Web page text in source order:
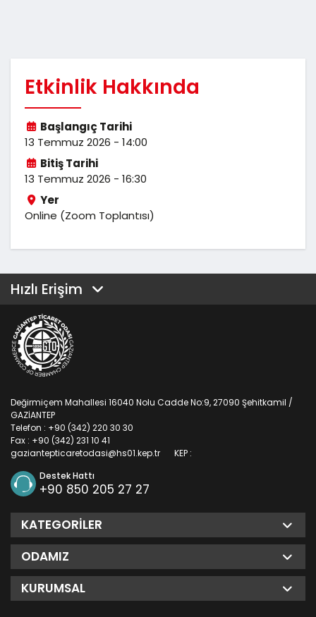
Etkinlik Hakkında
Başlangıç Tarihi
13 Temmuz 2026 - 14:00
Bitiş Tarihi
13 Temmuz 2026 - 16:30
Yer
Online (Zoom Toplantısı)
Hızlı Erişim
Değirmiçem Mahallesi 16040 Nolu Cadde No:9, 27090 Şehitkamil /
GAZİANTEP
Telefon : +90 (342) 220 30 30
Fax : +90 (342) 231 10 41
KEP :
gaziantepticaretodasi@hs01.kep.tr
Destek Hattı
+90 850 205 27 27
KATEGORILER
ODAMIZ
KURUMSAL